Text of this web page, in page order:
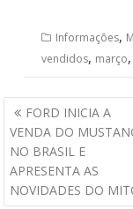
Informações,
vendidos, março,
Navegação
de
Post
FORD INICIA A
VENDA DO
NO BRASIL E
APRESENTA AS
NOVIDADES DO